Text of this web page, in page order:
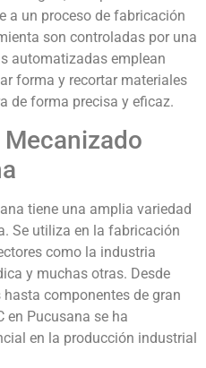
a un proceso de fabricación
son controladas por una
automatizadas emplean
forma y recortar materiales
de forma precisa y eficaz.
tiene una amplia variedad
Se utiliza en la fabricación
como la industria
y muchas otras. Desde
componentes de gran
en Pucusana se ha
en la producción industrial